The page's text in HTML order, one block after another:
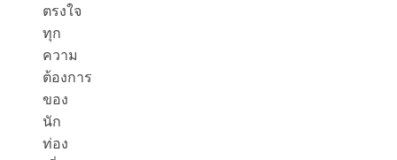
ตรงใจ
ทุก
ความ
ต้องการ
ของ
นัก
ท่อง